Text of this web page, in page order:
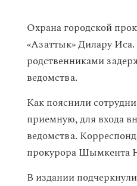
Охрана городской
«Азаттык» Дилару
родственниками
ведомства.
Как пояснили
приемную, для входа
ведомства.
прокурора Шымкента
В издании